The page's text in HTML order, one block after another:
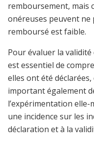
remboursement, mais
onéreuses peuvent ne
remboursé est faible.
Pour évaluer la
est essentiel de
elles ont été
important également
l’expérimentation elle-
une incidence sur les
déclaration et à la